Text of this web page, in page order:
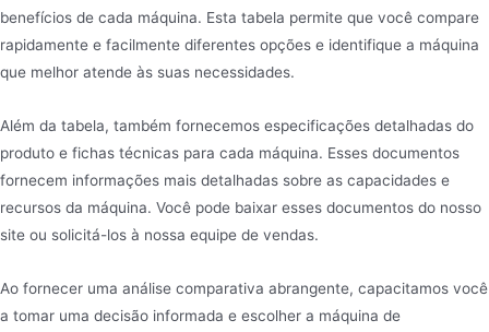
benefícios de cada máquina. Esta tabela permite que você compare
rapidamente e facilmente diferentes opções e identifique a máquina
que melhor atende às suas necessidades.
Além da tabela, também fornecemos especificações detalhadas do
produto e fichas técnicas para cada máquina. Esses documentos
fornecem informações mais detalhadas sobre as capacidades e
recursos da máquina. Você pode baixar esses documentos do nosso
site ou solicitá-los à nossa equipe de vendas.
Ao fornecer uma análise comparativa abrangente, capacitamos você
a tomar uma decisão informada e escolher a máquina de